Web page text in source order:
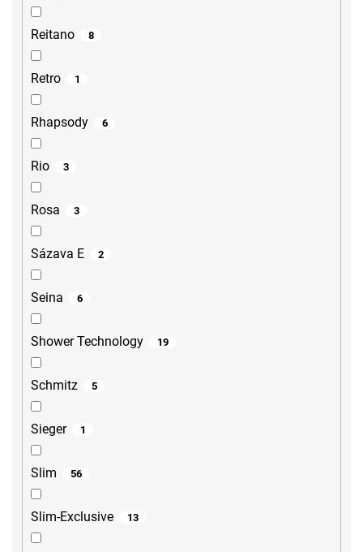
Reitano 8
Retro 1
Rhapsody 6
Rio 3
Rosa 3
Sázava E 2
Seina 6
Shower Technology 19
Schmitz 5
Sieger 1
Slim 56
Slim-Exclusive 13